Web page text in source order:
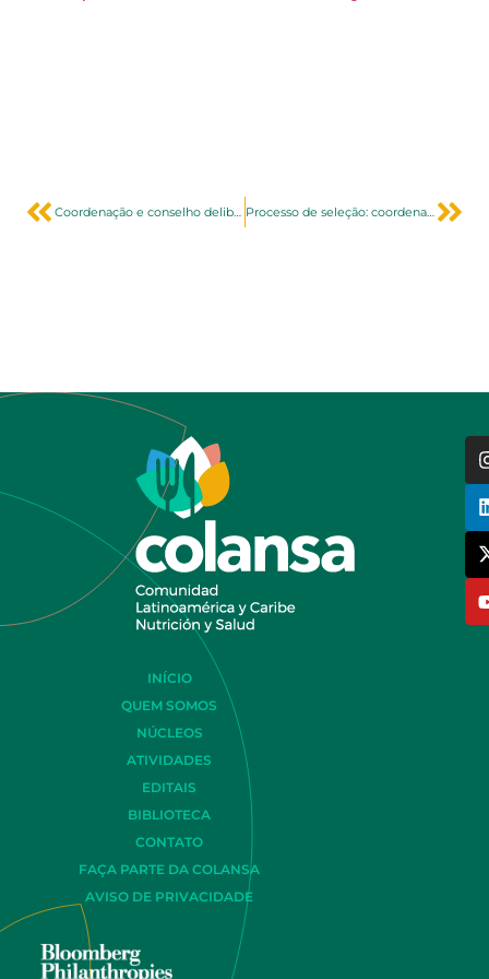
Coordenação e conselho deliberativo da Colansa se reúnem no México Processo de seleção: coordenação de Subgrants (editais)
INÍCIO
QUEM SOMOS
NÚCLEOS
ATIVIDADES
EDITAIS
BIBLIOTECA
CONTATO
FAÇA PARTE DA COLANSA
AVISO DE PRIVACIDADE